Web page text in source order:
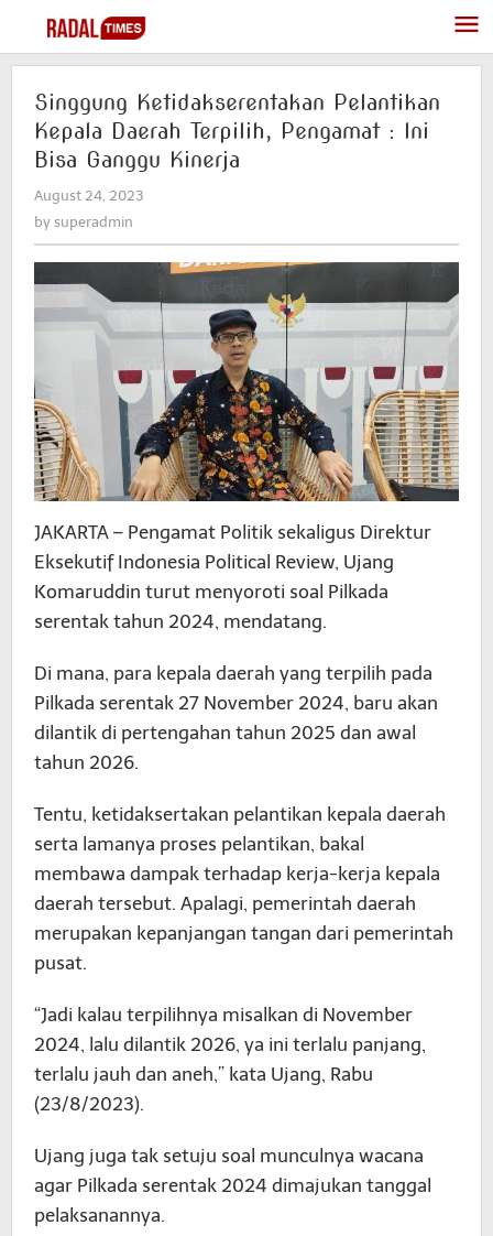
content
Singgung Ketidakserentakan Pelantikan
Kepala Daerah Terpilih, Pengamat : Ini
Bisa Ganggu Kinerja
August 24, 2023
by superadmin
JAKARTA – Pengamat Politik sekaligus Direktur
Eksekutif Indonesia Political Review, Ujang
Komaruddin turut menyoroti soal Pilkada
serentak tahun 2024, mendatang.
Di mana, para kepala daerah yang terpilih pada
Pilkada serentak 27 November 2024, baru akan
dilantik di pertengahan tahun 2025 dan awal
tahun 2026.
Tentu, ketidaksertakan pelantikan kepala daerah
serta lamanya proses pelantikan, bakal
membawa dampak terhadap kerja-kerja kepala
daerah tersebut. Apalagi, pemerintah daerah
merupakan kepanjangan tangan dari pemerintah
pusat.
“Jadi kalau terpilihnya misalkan di November
2024, lalu dilantik 2026, ya ini terlalu panjang,
terlalu jauh dan aneh,” kata Ujang, Rabu
(23/8/2023).
Ujang juga tak setuju soal munculnya wacana
agar Pilkada serentak 2024 dimajukan tanggal
pelaksanannya.